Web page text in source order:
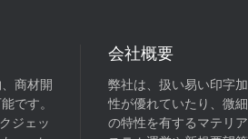
商材開
です。
ジェッ
会社概要
弊社は、扱い易い印字
性が優れていたり、微
の特性を有するマテリ